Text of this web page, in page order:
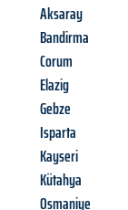
Aksaray
Bandirma
Corum
Elazig
Gebze
Isparta
Kayseri
Kütahya
Osmaniye